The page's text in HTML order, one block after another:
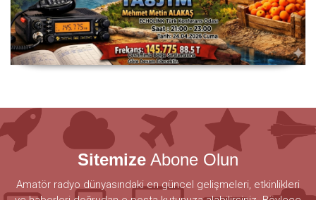
Sitemize Abone Olun
Amatör radyo dünyasındaki en güncel gelişmeleri, etkinlikleri